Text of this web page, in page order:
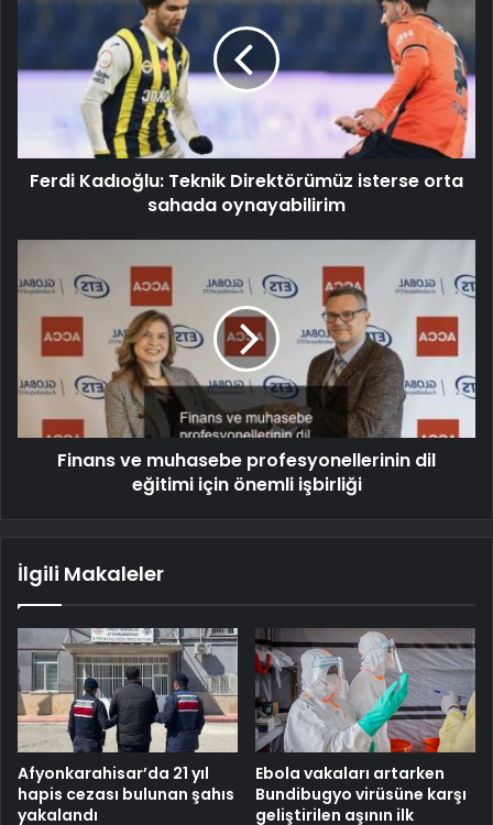
Ferdi Kadıoğlu: Teknik Direktörümüz isterse orta
sahada oynayabilirim
Finans ve muhasebe profesyonellerinin dil
eğitimi için önemli işbirliği
İlgili Makaleler
Afyonkarahisar’da 21 yıl
hapis cezası bulunan şahıs
yakalandı
Ebola vakaları artarken
Bundibugyo virüsüne karşı
geliştirilen aşının ilk